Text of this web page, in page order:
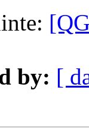
by: [